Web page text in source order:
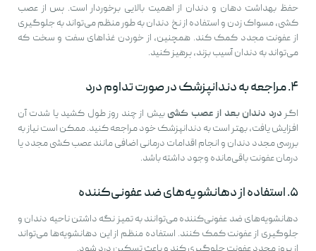
حفظ بهداشت دهان و دندان از اهمیت بالایی برخوردار است. پس از عصب
کشی، مسواک زدن و استفاده از نخ دندان به طور منظم می‌تواند به جلوگیری
از عفونت مجدد کمک کند. همچنین، از خوردن غذاهای سفت و سخت که
می‌تواند به دندان آسیب بزند، پرهیز کنید.
۴. مراجعه به دندانپزشک در صورت تداوم درد
اگر درد دندان بعد از عصب کشی بیش از چند روز طول کشید یا شدت آن
افزایش یافت، بهتر است به دندانپزشک خود مراجعه کنید. ممکن است نیاز به
بررسی مجدد دندان و انجام اقدامات درمانی اضافی مانند عصب کشی مجدد یا
درمان عفونت باقی‌مانده وجود داشته باشد.
۵. استفاده از دهانشویه‌های ضد عفونی‌کننده
دهانشویه‌های ضد عفونی‌کننده می‌توانند به تمیز نگه داشتن ناحیه دندان و
جلوگیری از عفونت کمک کنند. استفاده منظم از این دهانشویه‌ها می‌تواند